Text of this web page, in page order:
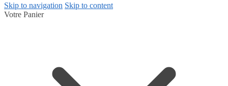
Skip to navigation Skip to content
Votre Panier